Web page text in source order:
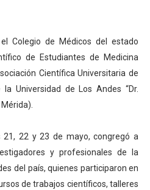
Colegio de Médicos del estado
de Estudiantes de Medicina
Científica Universitaria de
Universidad de Los Andes “Dr.
21, 22 y 23 de mayo, congregó a
y profesionales de la
del país, quienes participaron en
de trabajos científicos, talleres